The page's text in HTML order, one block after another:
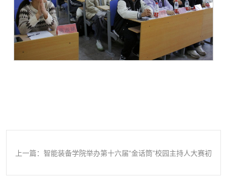
上一篇：智能装备学院举办第十六届“金话筒”校园主持人大赛初